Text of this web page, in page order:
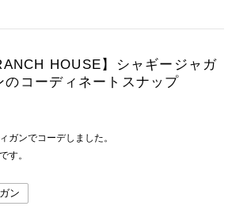
HOUSE】シャギージャガ
のコーディネートスナップ
ガンでコーデしました。
す。
ン